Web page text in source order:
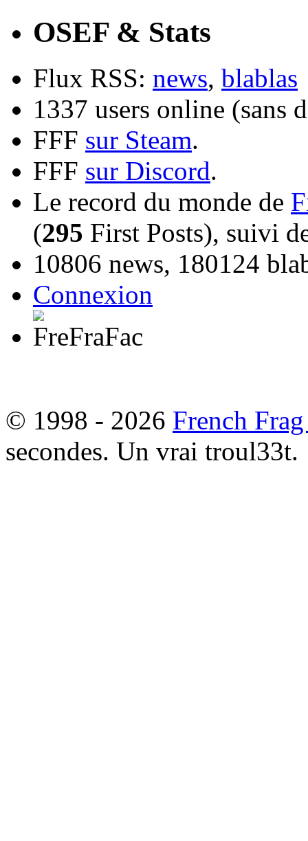
OSEF & Stats
Flux RSS: news, blablas
1337 users online (sans
FFF sur Steam.
FFF sur Discord.
Le record du monde de
(295 First Posts), suivi
10806 news, 180124
Connexion
© 1998 - 2026 French
secondes. Un vrai troul33t.